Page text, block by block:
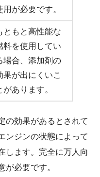
用が必要です。
ともと高性能な
料を使用してい
場合、添加剤の
果が出にくいこ
があります。
の効果があるとされて
ンジンの状態によって
します。完全に万人向
が必要です。